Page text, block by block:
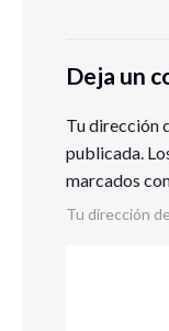
Deja un
Tu dirección
publicada.
marcados
Tu dirección